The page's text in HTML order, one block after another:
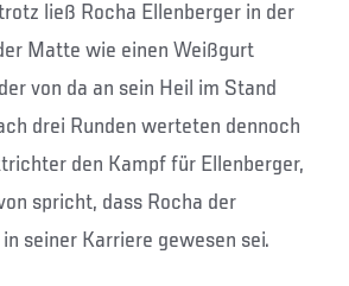
ließ Rocha Ellenberger in der
Matte wie einen Weißgurt
von da an sein Heil im Stand
drei Runden werteten dennoch
den Kampf für Ellenberger,
spricht, dass Rocha der
seiner Karriere gewesen sei.